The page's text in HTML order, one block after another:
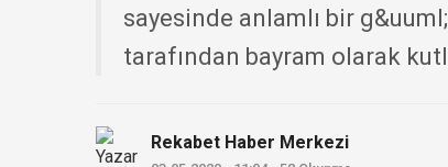
sayesinde anlamlı bir
tarafından bayram olarak
Rekabet Haber Merkezi